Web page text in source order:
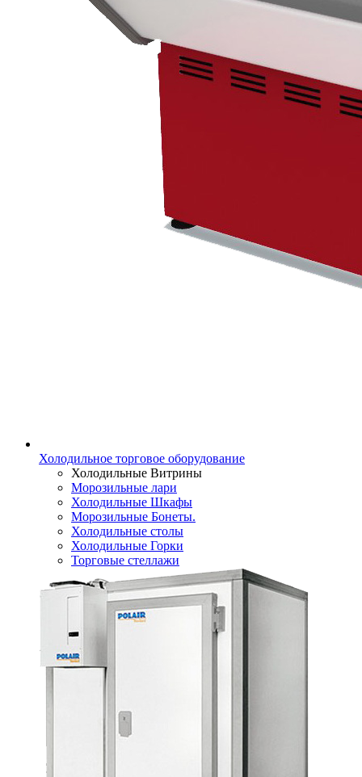
Холодильное торговое оборудование
Холодильные Витрины
Морозильные лари
Холодильные Шкафы
Морозильные Бонеты.
Холодильные столы
Холодильные Горки
Торговые стеллажи